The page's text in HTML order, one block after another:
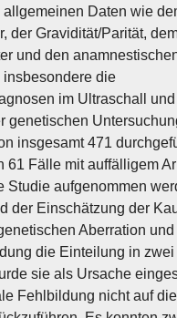
Daten wie
der Gravidität/Parität,
und den
insbesondere die
im Ultraschall
genetischen
insgesamt 471
61 Fälle mit auffälligem
Studie aufgenommen
der Einschätzung der
Aberration und
die Einteilung in zwei
sie als Ursache
Fehlbildung nicht auf die